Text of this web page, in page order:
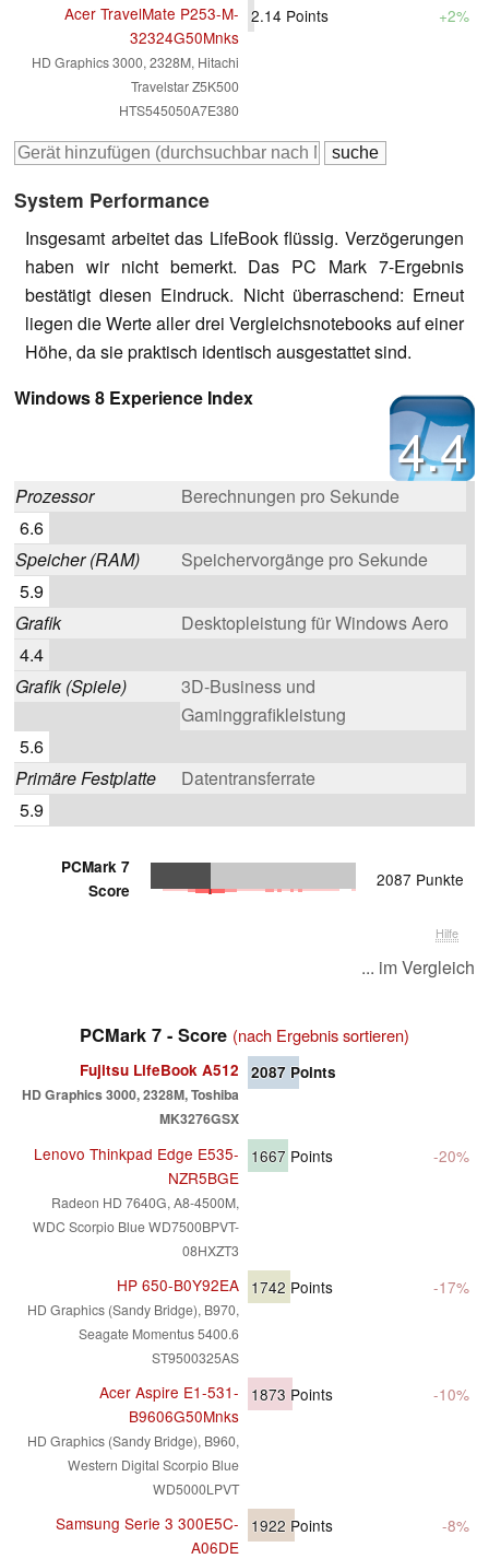
Acer TravelMate P253-M-
32324G50Mnks
HD Graphics 3000, 2328M, Hitachi
Travelstar Z5K500
HTS545050A7E380
2.14 Points +2%
System Performance
Insgesamt arbeitet das LifeBook flüssig. Verzögerungen
haben wir nicht bemerkt. Das PC Mark 7-Ergebnis
bestätigt diesen Eindruck. Nicht überraschend: Erneut
liegen die Werte aller drei Vergleichsnotebooks auf einer
Höhe, da sie praktisch identisch ausgestattet sind.
4.4
Windows 8 Experience Index
Prozessor
Berechnungen pro Sekunde
6.6
Speicher (RAM)
Speichervorgänge pro Sekunde
5.9
Grafik
Desktopleistung für Windows Aero
4.4
Grafik (Spiele)
3D-Business und
Gaminggrafikleistung
5.6
Primäre Festplatte
Datentransferrate
5.9
PCMark 7
Score
2087 Punkte
Hilfe
... im Vergleich
PCMark 7 - Score (nach Ergebnis sortieren)
Fujitsu LifeBook A512
HD Graphics 3000, 2328M, Toshiba
MK3276GSX
2087 Points
Lenovo Thinkpad Edge E535-
NZR5BGE
Radeon HD 7640G, A8-4500M,
WDC Scorpio Blue WD7500BPVT-
08HXZT3
1667 Points -20%
HP 650-B0Y92EA
HD Graphics (Sandy Bridge), B970,
Seagate Momentus 5400.6
ST9500325AS
1742 Points -17%
Acer Aspire E1-531-
B9606G50Mnks
HD Graphics (Sandy Bridge), B960,
Western Digital Scorpio Blue
WD5000LPVT
1873 Points -10%
Samsung Serie 3 300E5C-
A06DE
1922 Points -8%